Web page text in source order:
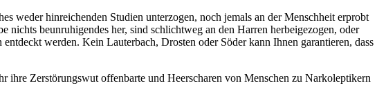
weder hinreichenden Studien unterzogen, noch jemals an der Menschheit erprobt
beunruhigendes her, sind schlichtweg an den Harren herbeigezogen, oder
werden. Kein Lauterbach, Drosten oder Söder kann Ihnen garantieren, dass
ihre Zerstörungswut offenbarte und Heerscharen von Menschen zu Narkoleptikern